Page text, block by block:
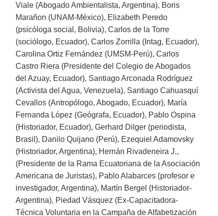
Viale (Abogado Ambientalista, Argentina), Boris
Marañon (UNAM-México), Elizabeth Peredo
(psicóloga social, Bolivia), Carlos de la Torre
(sociólogo, Ecuador), Carlos Zorrilla (Intag, Ecuador),
Carolina Ortiz Fernández (UMSM-Perú), Carlos
Castro Riera (Presidente del Colegio de Abogados
del Azuay, Ecuador), Santiago Arconada Rodríguez
(Activista del Agua, Venezuela), Santiago Cahuasquí
Cevallos (Antropólogo, Abogado, Ecuador), María
Fernanda López (Geógrafa, Ecuador), Pablo Ospina
(Historiador, Ecuador), Gerhard Dilger (periodista,
Brasil), Danilo Quijano (Perú), Ezequiel Adamovsky
(Historiador, Argentina), Hernán Rivadeneira J.,
(Presidente de la Rama Ecuatoriana de la Asociación
Americana de Juristas), Pablo Alabarces (profesor e
investigador, Argentina), Martín Bergel (Historiador-
Argentina), Piedad Vásquez (Ex-Capacitadora-
Técnica Voluntaria en la Campaña de Alfabetización